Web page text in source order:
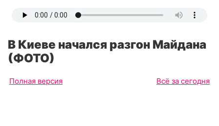
В Киеве начался разгон Майдана
(ФОТО)
Полная версия Всё за сегодня